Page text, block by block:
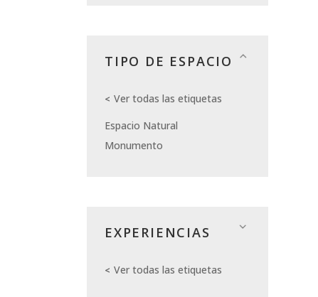
TIPO DE ESPACIO
Ver todas las etiquetas
Espacio Natural
Monumento
EXPERIENCIAS
Ver todas las etiquetas